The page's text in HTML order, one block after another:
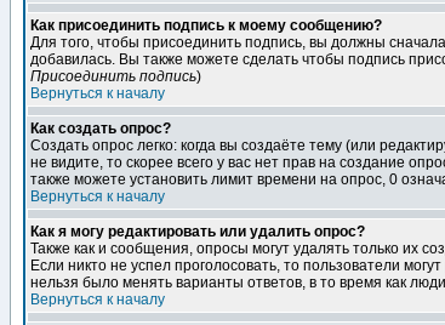
Как присоединить подпись к моему сообщению?
Для того, чтобы присоединить подпись, вы должны
добавилась. Вы также можете сделать чтобы подпись
Присоединить подпись)
Вернуться к началу
Как создать опрос?
Создать опрос легко: когда вы создаёте тему (или
не видите, то скорее всего у вас нет прав на создание
также можете установить лимит времени на опрос, 0
Вернуться к началу
Как я могу редактировать или удалить опрос?
Также как и сообщения, опросы могут удалять только их
Если никто не успел проголосовать, то пользователи
нельзя было менять варианты ответов, в то время как
Вернуться к началу